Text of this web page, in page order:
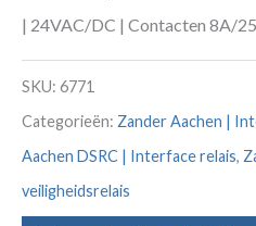
| 24VAC/DC | Contacten 8A/
SKU: 6771
Categorieën: Zander Aachen |
Aachen DSRC | Interface relais,
veiligheidsrelais